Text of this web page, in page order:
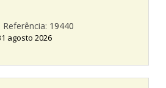
Referência: 19440
agosto 2026